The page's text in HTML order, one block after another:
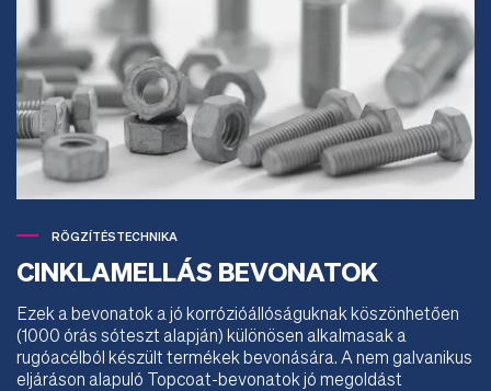
RÖGZÍTÉSTECHNIKA
CINKLAMELLÁS BEVONATOK
Ezek a bevonatok a jó korrózióállóságuknak köszönhetően
(1000 órás sóteszt alapján) különösen alkalmasak a
rugóacélból készült termékek bevonására. A nem galvanikus
eljáráson alapuló Topcoat-bevonatok jó megoldást